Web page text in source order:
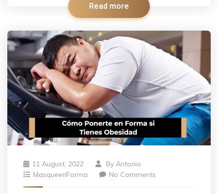
Read more
11 August, 2022 By Antonio
MasqueenForma
No Comments